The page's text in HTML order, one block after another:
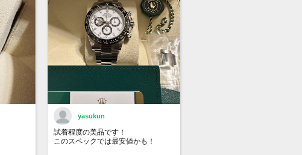
yasukun
試着程度の美品です！
このスペックでは最安値かも！